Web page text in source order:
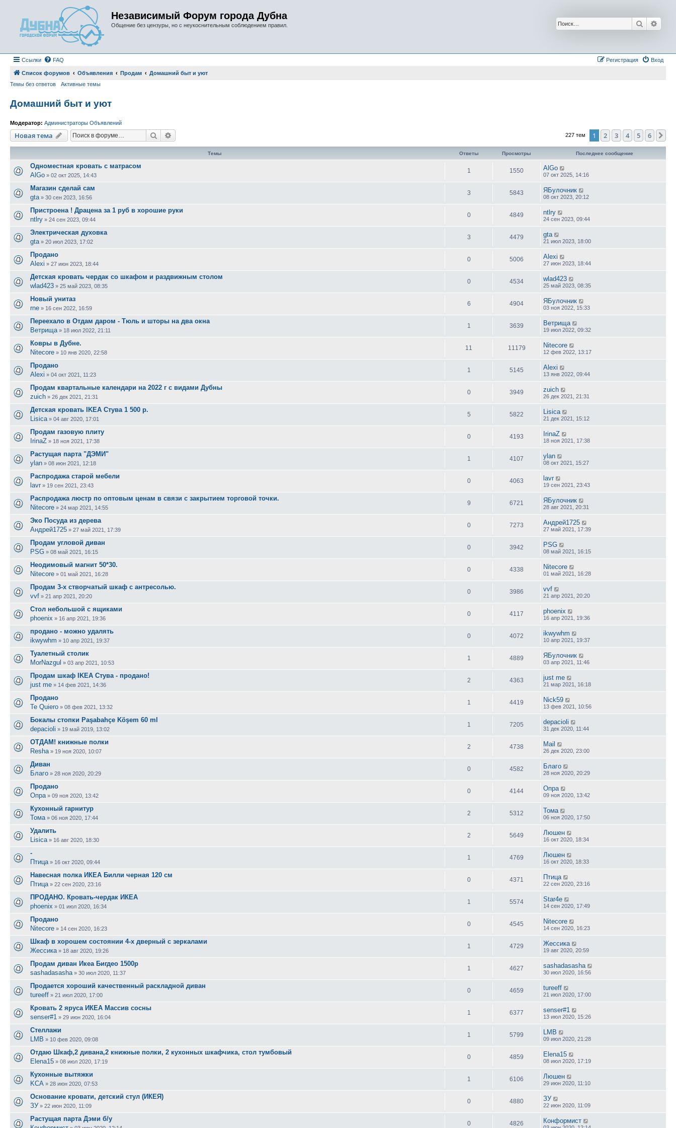
Независимый Форум города Дубна
Общение без цензуры, но с неукоснительным соблюдением правил. Поиск
Ссылки FAQ Вход
Регистрация
Список форумов Объявления Продам
Домашний быт и уют
Темы без ответов
Активные темы
Домашний быт и уют
Модератор: Администраторы Объявлений
Новая тема Поиск 227 тем 1 2 3 4 5 6
Темы Ответы Просмотры Последнее сообщение
Одноместная кровать с матрасом
AlGo » 02 окт 2025, 14:43
1 1550 AlGo
07 окт 2025, 14:16
Магазин сделай сам
gta » 30 сен 2023, 16:56
3 5843 ЯБулочник
08 окт 2023, 20:12
Пристроена ! Драцена за 1 руб в хорошие руки
ntlry » 24 сен 2023, 09:44
0 4849 ntlry
24 сен 2023, 09:44
Электрическая духовка
gta » 20 июл 2023, 17:02
3 4479 gta
21 июл 2023, 18:00
Продано
Alexi » 27 июн 2023, 18:44
0 5006 Alexi
27 июн 2023, 18:44
Детская кровать чердак со шкафом и раздвижным столом
wlad423 » 25 май 2023, 08:35
0 4534 wlad423
25 май 2023, 08:35
Новый унитаз
rne » 16 сен 2022, 16:59
6 4904 ЯБулочник
03 ноя 2022, 15:33
Переехало в Отдам даром - Тюль и шторы на два окна
Ветрища » 18 июл 2022, 21:11
1 3639 Ветрища
19 июл 2022, 09:32
Ковры в Дубне.
Nitecore » 10 янв 2020, 22:58
11 11179 Nitecore
12 фев 2022, 13:17
Продано
Alexi » 04 окт 2021, 11:23
1 5145 Alexi
13 янв 2022, 09:44
Продам квартальные календари на 2022 г с видами Дубны
zuich » 26 дек 2021, 21:31
0 3949 zuich
26 дек 2021, 21:31
Детская кровать IKEA Стува 1 500 р.
Lisica » 04 авг 2020, 17:01
5 5822 Lisica
21 дек 2021, 15:12
Продам газовую плиту
IrinaZ » 18 ноя 2021, 17:38
0 4193 IrinaZ
18 ноя 2021, 17:38
Растущая парта "ДЭМИ"
ylan » 08 июн 2021, 12:18
1 4107 ylan
08 окт 2021, 15:27
Распродажа старой мебели
lavr » 19 сен 2021, 23:43
0 4063 lavr
19 сен 2021, 23:43
Распродажа люстр по оптовым ценам в связи с закрытием торговой точки.
Nitecore » 24 мар 2021, 14:55
9 6721 ЯБулочник
28 авг 2021, 20:31
Эко Посуда из дерева
Андрей1725 » 27 май 2021, 17:39
0 7273 Андрей1725
27 май 2021, 17:39
Продам угловой диван
PSG » 08 май 2021, 16:15
0 3942 PSG
08 май 2021, 16:15
Неодимовый магнит 50*30.
Nitecore » 01 май 2021, 16:28
0 4338 Nitecore
01 май 2021, 16:28
Продам 3-х створчатый шкаф с антресолью.
vvf » 21 апр 2021, 20:20
0 3986 vvf
21 апр 2021, 20:20
Стол небольшой с ящиками
phoenix » 16 апр 2021, 19:36
0 4117 phoenix
16 апр 2021, 19:36
продано - можно удалять
ikwywhm » 10 апр 2021, 19:37
0 4072 ikwywhm
10 апр 2021, 19:37
Туалетный столик
MorNazgul » 03 апр 2021, 10:53
1 4889 ЯБулочник
03 апр 2021, 11:46
Продам шкаф IKEA Стува - продано!
just me » 14 фев 2021, 14:36
2 4363 just me
21 мар 2021, 16:18
Продано
Te Quiero » 08 фев 2021, 13:32
1 4419 Nick59
13 фев 2021, 10:56
Бокалы стопки Paşabahçe Köşem 60 ml
depacioli » 19 май 2019, 13:02
1 7205 depacioli
31 дек 2020, 11:44
ОТДАМ! книжные полки
Resha » 19 ноя 2020, 10:07
2 4738 Mail
26 дек 2020, 23:00
Диван
Благо » 28 ноя 2020, 20:29
0 4582 Благо
28 ноя 2020, 20:29
Продано
Опра » 09 ноя 2020, 13:42
0 4144 Опра
09 ноя 2020, 13:42
Кухонный гарнитур
Тома » 06 ноя 2020, 17:44
2 5312 Тома
06 ноя 2020, 17:50
Удалить
Lisica » 16 авг 2020, 18:30
2 5649 Люшен
16 окт 2020, 18:34
-
Птица » 16 окт 2020, 09:44
1 4769 Люшен
16 окт 2020, 18:33
Навесная полка ИКЕА Билли черная 120 см
Птица » 22 сен 2020, 23:16
0 4371 Птица
22 сен 2020, 23:16
ПРОДАНО. Кровать-чердак ИКЕА
phoenix » 01 июл 2020, 16:34
1 5574 Star4e
14 сен 2020, 17:49
Продано
Nitecore » 14 сен 2020, 16:23
0 4545 Nitecore
14 сен 2020, 16:23
Шкаф в хорошем состоянии 4-х дверный с зеркалами
Жессика » 18 авг 2020, 19:26
1 4729 Жессика
19 авг 2020, 20:59
Продам диван Икеа Бигдео 1500р
sashadasasha » 30 июл 2020, 11:37
1 4627 sashadasasha
30 июл 2020, 16:56
Продается хороший качественный раскладной диван
tureeff » 21 июл 2020, 17:00
0 4659 tureeff
21 июл 2020, 17:00
Кровать 2 яруса ИКЕА Массив сосны
senser#1 » 29 июн 2020, 16:04
1 6377 senser#1
13 июл 2020, 15:26
Стеллажи
LMB » 10 фев 2020, 09:08
1 5799 LMB
09 июл 2020, 21:28
Отдаю Шкаф,2 дивана,2 книжные полки, 2 кухонных шкафчика, стол тумбовый
Elena15 » 08 июл 2020, 17:19
0 4859 Elena15
08 июл 2020, 17:19
Кухонные вытяжки
KCA » 28 июн 2020, 07:53
1 6106 Люшен
29 июн 2020, 11:10
Основание кровати, детский стул (ИКЕЯ)
ЗУ » 22 июн 2020, 11:09
0 4880 ЗУ
22 июн 2020, 11:09
Растущая парта Дэми б/у
0 4826 Конформист